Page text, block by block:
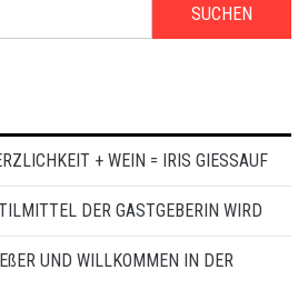
SUCHEN
+ WEIN = IRIS GIESSAUF
DER GASTGEBERIN WIRD
UND WILLKOMMEN IN DER